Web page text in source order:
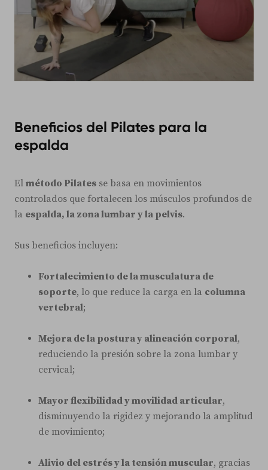
Beneficios del Pilates para la
espalda
El método Pilates se basa en movimientos
controlados que fortalecen los músculos profundos de
la espalda, la zona lumbar y la pelvis.
Sus beneficios incluyen:
Fortalecimiento de la musculatura de
soporte, lo que reduce la carga en la columna
vertebral;
Mejora de la postura y alineación corporal,
reduciendo la presión sobre la zona lumbar y
cervical;
Mayor flexibilidad y movilidad articular,
disminuyendo la rigidez y mejorando la amplitud
de movimiento;
Alivio del estrés y la tensión muscular, gracias